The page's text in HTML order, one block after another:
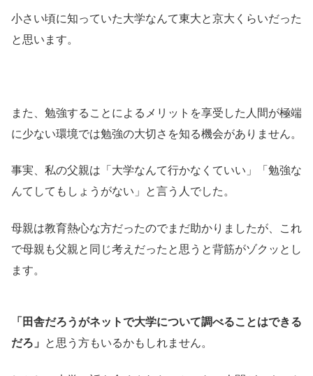
小さい頃に知っていた大学なんて東大と京大くらいだった
と思います。
また、勉強することによるメリットを享受した人間が極端
に少ない環境では勉強の大切さを知る機会がありません。
事実、私の父親は「大学なんて行かなくていい」「勉強な
んてしてもしょうがない」と言う人でした。
母親は教育熱心な方だったのでまだ助かりましたが、これ
で母親も父親と同じ考えだったと思うと背筋がゾクッとし
ます。
「田舎だろうがネットで大学について調べることはできる
だろ」
と思う方もいるかもしれません。